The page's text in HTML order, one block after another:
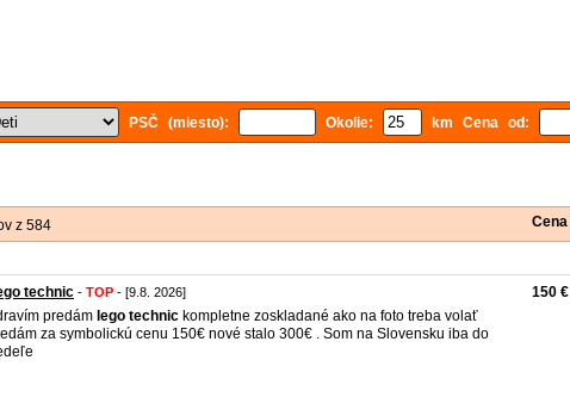
PSČ (miesto): Okolie: km Cena od:
z 584 Cena
technic - TOP - [9.8. 2026]
predám lego technic kompletne zoskladané ako na foto treba volať
za symbolickú cenu 150€ nové stalo 300€ . Som na Slovensku iba do
150 €